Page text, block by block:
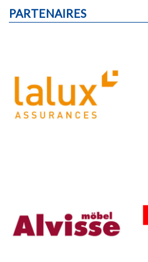
PARTENAIRES